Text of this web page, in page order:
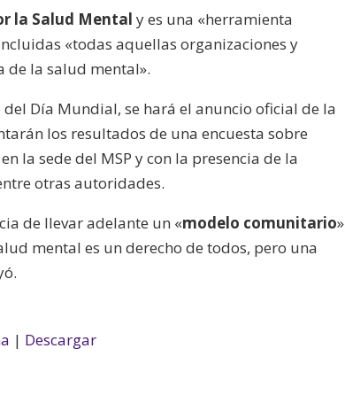
la Salud Mental y es una «herramienta
«todas aquellas organizaciones y
de la salud mental».
Día Mundial, se hará el anuncio oficial de la
los resultados de una encuesta sobre
la sede del MSP y con la presencia de la
otras autoridades.
de llevar adelante un «modelo comunitario»
mental es un derecho de todos, pero una
| Descargar